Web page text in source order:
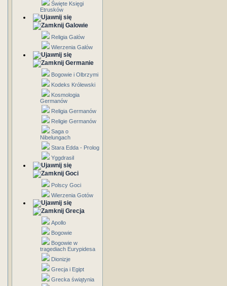
Święte Księgi
Etrusków
Galowie
Religia Galów
Wierzenia Galów
Germanie
Bogowie i Olbrzymi
Kodeks Królewski
Kosmologia
Germanów
Religia Germanów
Religie Germanów
Saga o
Nibelungach
Stara Edda - Prolog
Yggdrasil
Goci
Polscy Goci
Wierzenia Gotów
Grecja
Apollo
Bogowie
Bogowie w
tragediach Eurypidesa
Dionizje
Grecja i Egipt
Grecka świątynia